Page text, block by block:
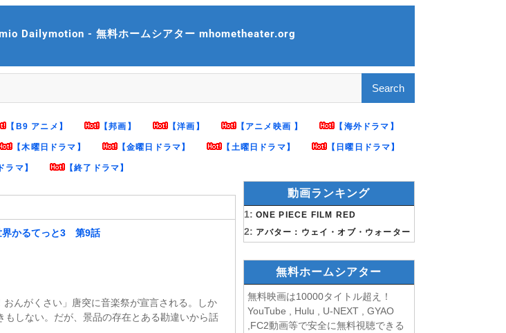
Dailymotion - 無料ホームシアター mhometheater.org
【B9 アニメ】 【邦画】 【洋画】 【アニメ映画 】 【海外ドラマ】
【木曜日ドラマ】 【金曜日ドラマ】 【土曜日ドラマ】 【日曜日ドラマ】
ラマ】 【終了ドラマ】
界かるてっと3 第9話
んがくさい」唐突に音楽祭が宣言される。しか
もしない。だが、景品の存在とある勘違いから話
動画ランキング
1: ONE PIECE FILM RED
2: アバター：ウェイ・オブ・ウォーター
無料ホームシアター
無料映画は10000タイトル超え！
YouTube , Hulu , U-NEXT , GYAO
,FC2動画等で安全に無料視聴できる